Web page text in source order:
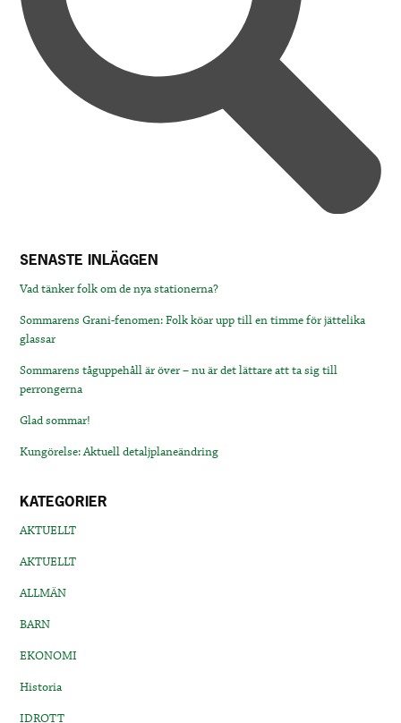
SENASTE INLÄGGEN
Vad tänker folk om de nya stationerna?
Sommarens Grani-fenomen: Folk köar upp till en timme för jättelika
glassar
Sommarens tåguppehåll är över – nu är det lättare att ta sig till
perrongerna
Glad sommar!
Kungörelse: Aktuell detaljplaneändring
KATEGORIER
AKTUELLT
AKTUELLT
ALLMÄN
BARN
EKONOMI
Historia
IDROTT